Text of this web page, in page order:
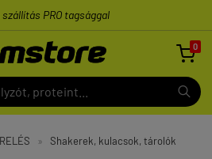
szállítás PRO tagsággal
0

» Shakerek, kulacsok, tárolók